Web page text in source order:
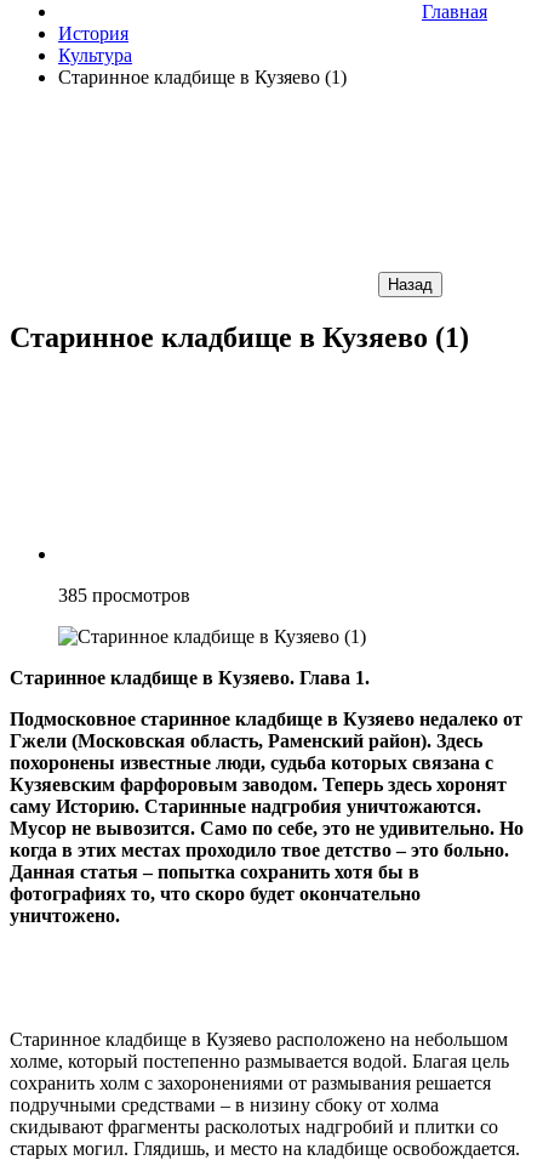
Главная
История
Культура
Старинное кладбище в Кузяево (1)
Назад
Старинное кладбище в Кузяево (1)
385 просмотров
Старинное кладбище в Кузяево. Глава 1.
Подмосковное старинное кладбище в Кузяево недалеко от
Гжели (Московская область, Раменский район). Здесь
похоронены известные люди, судьба которых связана с
Кузяевским фарфоровым заводом. Теперь здесь хоронят
саму Историю. Старинные надгробия уничтожаются.
Мусор не вывозится. Само по себе, это не удивительно. Но
когда в этих местах проходило твое детство – это больно.
Данная статья – попытка сохранить хотя бы в
фотографиях то, что скоро будет окончательно
уничтожено.
Старинное кладбище в Кузяево расположено на небольшом
холме, который постепенно размывается водой. Благая цель
сохранить холм с захоронениями от размывания решается
подручными средствами – в низину сбоку от холма
скидывают фрагменты расколотых надгробий и плитки со
старых могил. Глядишь, и место на кладбище освобождается.